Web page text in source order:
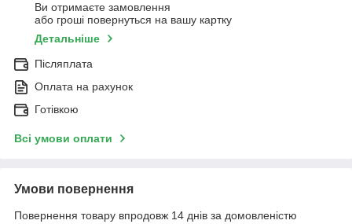
Ви отримаєте замовлення
або гроші повернуться на вашу картку
Детальніше
Післяплата
Оплата на рахунок
Готівкою
Всі умови оплати
Умови повернення
Повернення товару впродовж 14 днів за домовленістю